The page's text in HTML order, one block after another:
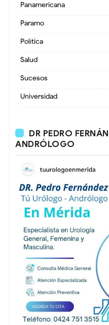
Panamericana
Paramo
Política
Salud
Sucesos
Universidad
DR PEDRO
ANDRÓLOGO